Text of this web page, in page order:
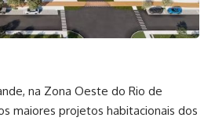
na Zona Oeste do Rio de
maiores projetos habitacionais dos